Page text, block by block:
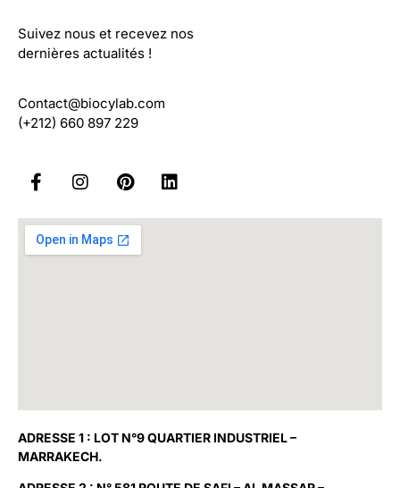
Suivez nous et recevez nos
dernières actualités !
Contact@biocylab.com
(+212) 660 897 229
ADRESSE 1 : LOT N°9 QUARTIER INDUSTRIEL –
MARRAKECH.